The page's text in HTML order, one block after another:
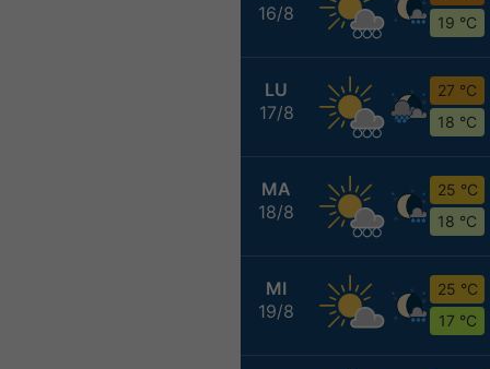
16/8
19 °C
LU
17/8
27 °C
18 °C
MA
18/8
25 °C
18 °C
MI
19/8
25 °C
17 °C